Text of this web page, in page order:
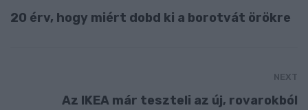
20 érv, hogy miért dobd ki a borotvát örökre
NEXT
Az IKEA már teszteli az új, rovarokból